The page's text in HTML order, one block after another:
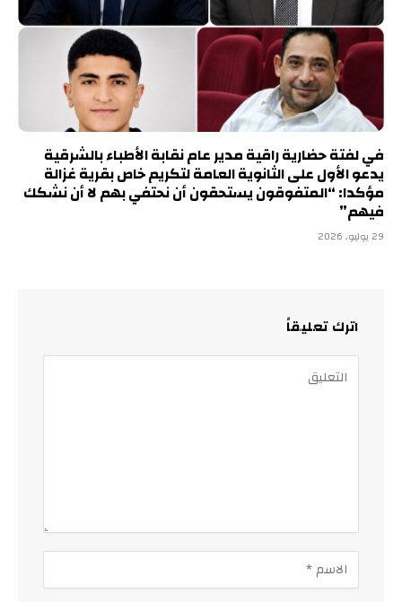
في لفتة حضارية راقية مدير عام نقابة الأطباء بالشرقية
يدعو الأول على الثانوية العامة لتكريم خاص بقرية غزالة
مؤكدا: “المتفوقون يستحقون أن نحتفي بهم لا أن نشكك
فيهم”
29 يوليو، 2026
اترك تعليقاً